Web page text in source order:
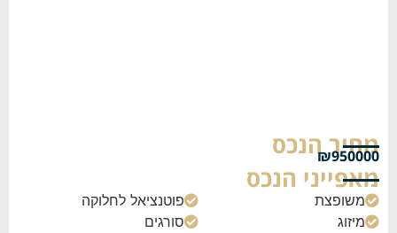
מחיר הנכס
₪950000
מאפייני הנכס
משופצת פוטנציאל לחלוקה
מיזוג סורגים